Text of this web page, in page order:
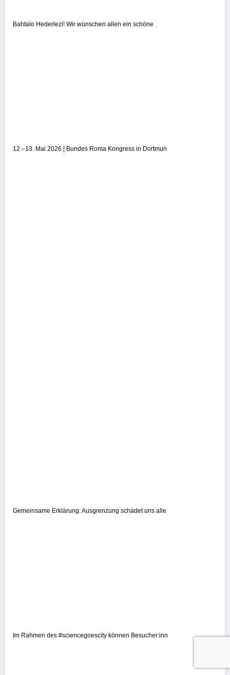
Bahtalo Hederlezi! Wir wünschen allen ein schöne
12.–13. Mai 2026 | Bundes Roma Kongress in Dortmun
Gemeinsame Erklärung: Ausgrenzung schadet uns alle
Im Rahmen des #sciencegoescity können Besucher:inn